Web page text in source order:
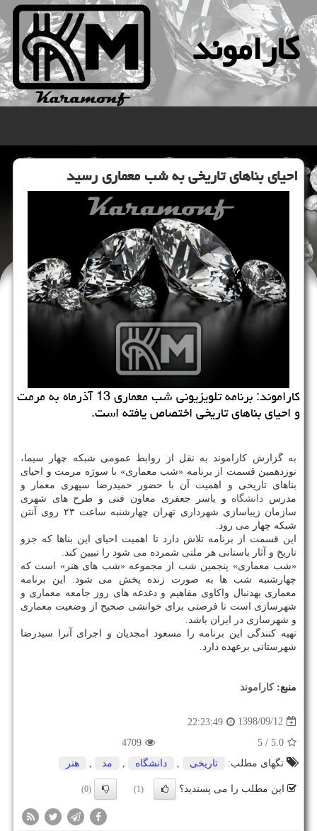
كاراموند
احیای بناهای تاریخی به شب معماری رسید
كاراموند: برنامه تلویزیونی شب معماری 13 آذرماه به مرمت
و احیای بناهای تاریخی اختصاص یافته است.
به گزارش كاراموند به نقل از روابط عمومی شبكه چهار سیما،
نوزدهمین قسمت از برنامه «شب معماری» با سوژه مرمت و احیای
بناهای تاریخی و اهمیت آن با حضور حمیدرضا سپهری معمار و
مدرس دانشگاه و یاسر جعفری معاون فنی و طرح های شهری
سازمان زیباسازی شهرداری تهران چهارشنبه ساعت ۲۳ روی آنتن
شبكه چهار می رود.
این قسمت از برنامه تلاش دارد تا اهمیت احیای این بناها كه جزو
تاریخ و آثار باستانی هر ملتی شمرده می شود را تبیین كند.
«شب معماری» پنجمین شب از مجموعه «شب های هنر» است كه
چهارشنبه شب ها به صورت زنده پخش می شود. این برنامه
معماری به‎دنبال واكاوی مفاهیم و دغدغه های ‎روز جامعه معماری و
شهرسازی است تا فرصتی برای خوانشی صحیح از وضعیت معماری
و شهرسازی در ایران باشد.
تهیه كنندگی این برنامه را مسعود امجدیان و اجرای آنرا سیدرضا
شهرستانی برعهده دارد.
منبع:كاراموند
1398/09/12
22:23:49
5.0
/ 5
4709
تگهای مطلب:
تاریخی دانشگاه مد هنر
این مطلب را می پسندید؟ (1)
(0)